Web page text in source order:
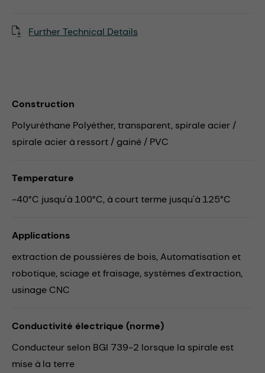
Further Technical Details
Construction
Polyuréthane Polyéther, transparent, spirale acier /
spirale acier à ressort / gainé / PVC
Temperature
-40°C jusqu'à 100°C, à court terme jusqu'à 125°C
Applications
extraction de poussières de bois,Automatisation et
robotique, sciage et fraisage, systèmes d'extraction,
usinage CNC
Conductivité électrique (norme)
Conducteur selon BGI 739-2 lorsque la spirale est
mise à la terre